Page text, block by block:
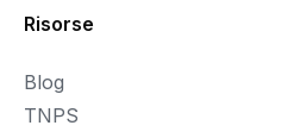
Risorse
Blog
TNPS